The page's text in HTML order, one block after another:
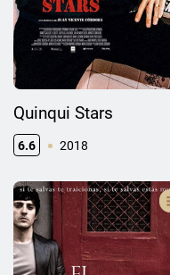
Quinqui Stars
6.6 2018